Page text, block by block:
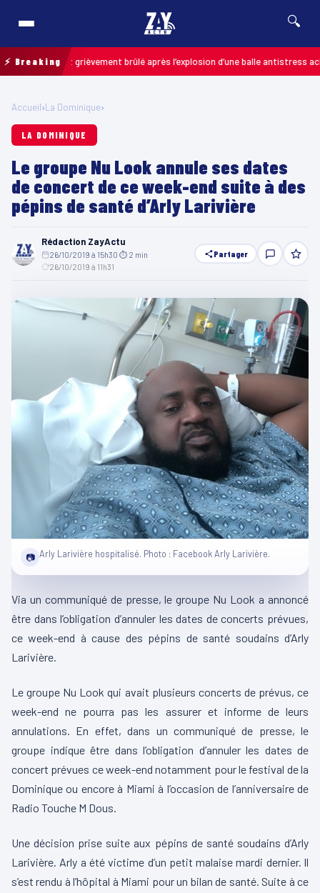
🔍
⚡ Breaking
enfant grièvement brûlé après l’explosion d’une balle antistress achetée
Accueil›La Dominique›
LA DOMINIQUE
Le groupe Nu Look annule ses dates
de concert de ce week-end suite à des
pépins de santé d’Arly Larivière
Rédaction ZayActu
26/10/2019 à 15h30 ⏱ 2 min
26/10/2019 à 11h31
Partager
📷 Arly Larivière hospitalisé. Photo : Facebook Arly Larivière.
Via un communiqué de presse, le groupe Nu Look a annoncé
être dans l’obligation d’annuler les dates de concerts prévues,
ce week-end à cause des pépins de santé soudains d’Arly
Larivière.
Le groupe Nu Look qui avait plusieurs concerts de prévus, ce
week-end ne pourra pas les assurer et informe de leurs
annulations. En effet, dans un communiqué de presse, le
groupe indique être dans l’obligation d’annuler les dates de
concert prévues ce week-end notamment pour le festival de la
Dominique ou encore à Miami à l’occasion de l’anniversaire de
Radio Touche M Dous.
Une décision prise suite aux pépins de santé soudains d’Arly
Larivière. Arly a été victime d’un petit malaise mardi dernier. ll
s’est rendu à l’hôpital à Miami pour un bilan de santé. Suite à ce